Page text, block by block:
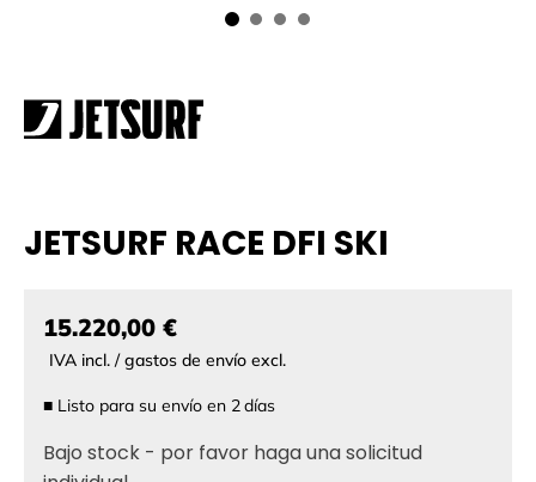
JETSURF RACE DFI SKI
15.220,00 €
IVA incl. / gastos de envío excl.
■ Listo para su envío en 2días
Bajo stock - por favor haga una solicitud